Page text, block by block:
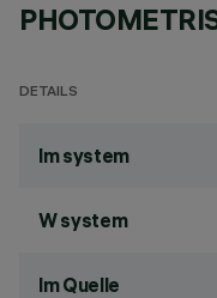
DETAILS
lm system
W system
lm Quelle